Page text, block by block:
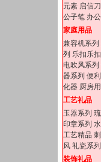
元素 启信刀
公子笔 办
家庭用品
兼容机系列
列 乐扣乐扣
电吹风系列
器系列 便
化器 厨房
工艺礼品
玉器系列
印章系列
工艺精品
风 礼瓷系列
装饰礼品